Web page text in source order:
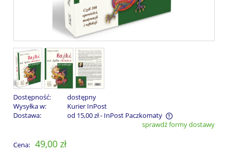
Dostępność:
dostępny
Wysyłka w:
Kurier InPost
Dostawa:
od 15,00 zł- InPost Paczkomaty
Cena nie zawiera ewentualnych kosztów płatnościsprawdź formy dostawy
Cena: 49,00 zł